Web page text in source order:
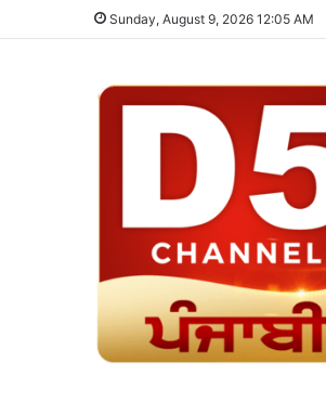
Sunday, August 9, 2026 12:05 AM